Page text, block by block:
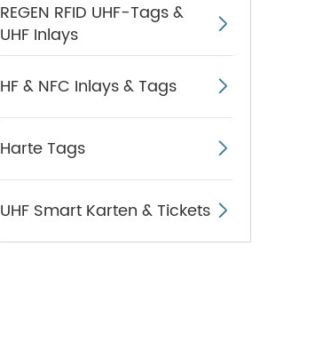
REGEN RFID UHF-Tags &
UHF Inlays

HF & NFC Inlays & Tags 
Harte Tags 
UHF Smart Karten & Tickets 